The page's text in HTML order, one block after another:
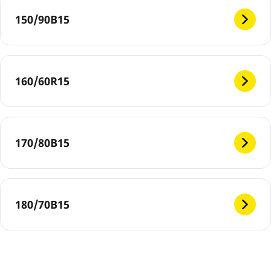
150/90B15
160/60R15
170/80B15
180/70B15